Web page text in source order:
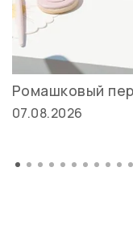
Ромашковый
07.08.2026